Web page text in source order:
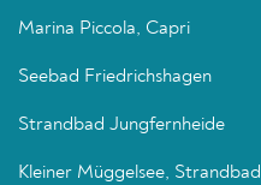
Marina Piccola, Capri
Seebad Friedrichshagen
Strandbad Jungfernheide
Kleiner Müggelsee, Strandbad